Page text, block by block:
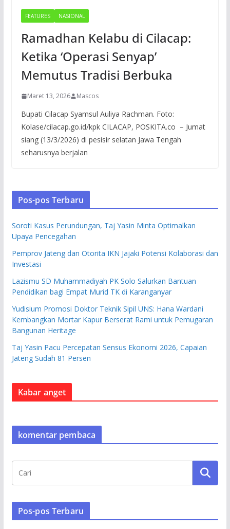
FEATURES NASIONAL
Ramadhan Kelabu di Cilacap:
Ketika ‘Operasi Senyap’
Memutus Tradisi Berbuka
Maret 13, 2026 Mascos
Bupati Cilacap Syamsul Auliya Rachman. Foto:
Kolase/cilacap.go.id/kpk CILACAP, POSKITA.co – Jumat
siang (13/3/2026) di pesisir selatan Jawa Tengah
seharusnya berjalan
Pos-pos Terbaru
Soroti Kasus Perundungan, Taj Yasin Minta Optimalkan
Upaya Pencegahan
Pemprov Jateng dan Otorita IKN Jajaki Potensi Kolaborasi dan
Investasi
Lazismu SD Muhammadiyah PK Solo Salurkan Bantuan
Pendidikan bagi Empat Murid TK di Karanganyar
Yudisium Promosi Doktor Teknik Sipil UNS: Hana Wardani
Kembangkan Mortar Kapur Berserat Rami untuk Pemugaran
Bangunan Heritage
Taj Yasin Pacu Percepatan Sensus Ekonomi 2026, Capaian
Jateng Sudah 81 Persen
Kabar anget
komentar pembaca
Pos-pos Terbaru